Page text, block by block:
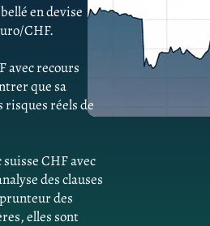
en devise
CHF.
avec recours
que sa
réels de
CHF avec
des clauses
des
elles sont